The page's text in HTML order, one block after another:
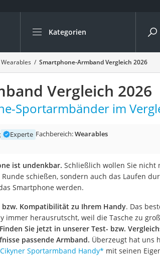
Kategorien
Die beliebtesten Vergleiche nach
Freizeit & Sport
Gartentrampolin
Trampolin
Metalldetektor
Eufab-Fahrradträger
Trampolin 366 cm
Aluminium-Koffer
Futterboot
E-Bike-Dreirad
Trekkingschuhe Herren
Reisetasche mit Rollen
Wearables Smartphone-Armband Vergleich 2026
Vergleich 2026
Sportarmbänder im
Experte Fachbereich:Wearables
ist undenkbar. Schließlich wollen Sie nicht
schießen, sondern auch das Laufen
Smartphone werden.
bzw. Kompatibilität zu Ihrem Handy. Das
immer herausrutscht, weil die Tasche zu
Finden Sie jetzt in unserer Test- bzw.
passende Armband. Überzeugt hat uns
Cikyner Sportarmband Handy* mit seinen